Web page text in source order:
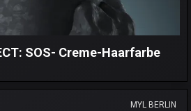
SOS- Creme-Haarfarbe
MYL BERLIN